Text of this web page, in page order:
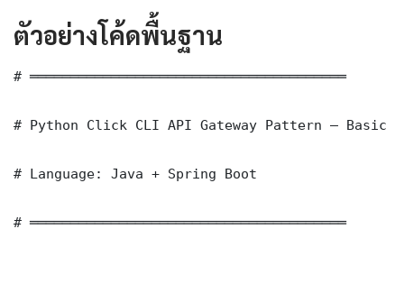
ตัวอย่างโค้ดพื้นฐาน
# ═══════════════════════════════════════
# Python Click CLI API Gateway Pattern — Basic
# Language: Java + Spring Boot
# ═══════════════════════════════════════